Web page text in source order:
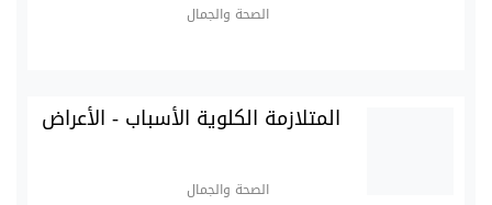
الصحة والجمال
المتلازمة الكلوية الأسباب - الأعراض
الصحة والجمال